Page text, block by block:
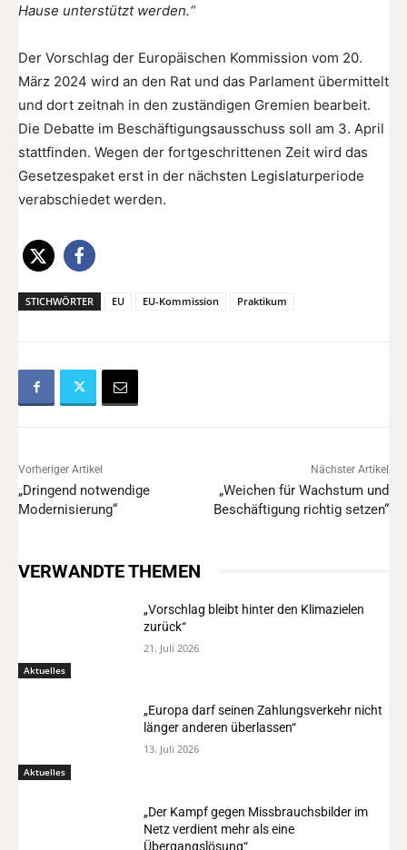
Hause unterstützt werden.“
Der Vorschlag der Europäischen Kommission vom 20.
März 2024 wird an den Rat und das Parlament übermittelt
und dort zeitnah in den zuständigen Gremien bearbeit.
Die Debatte im Beschäftigungsausschuss soll am 3. April
stattfinden. Wegen der fortgeschrittenen Zeit wird das
Gesetzespaket erst in der nächsten Legislaturperiode
verabschiedet werden.
STICHWÖRTER EU EU-Kommission Praktikum
Vorheriger Artikel
„Dringend notwendige
Modernisierung“
Nächster Artikel
„Weichen für Wachstum und
Beschäftigung richtig setzen“
VERWANDTE THEMEN
Aktuelles
„Vorschlag bleibt hinter den Klimazielen
zurück“
21. Juli 2026
Aktuelles
„Europa darf seinen Zahlungsverkehr nicht
länger anderen überlassen“
13. Juli 2026
„Der Kampf gegen Missbrauchsbilder im
Netz verdient mehr als eine
Übergangslösung“